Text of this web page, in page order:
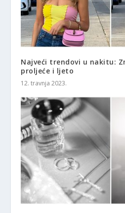
Najveći trendovi u nakitu:
proljeće i ljeto
12. travnja 2023.